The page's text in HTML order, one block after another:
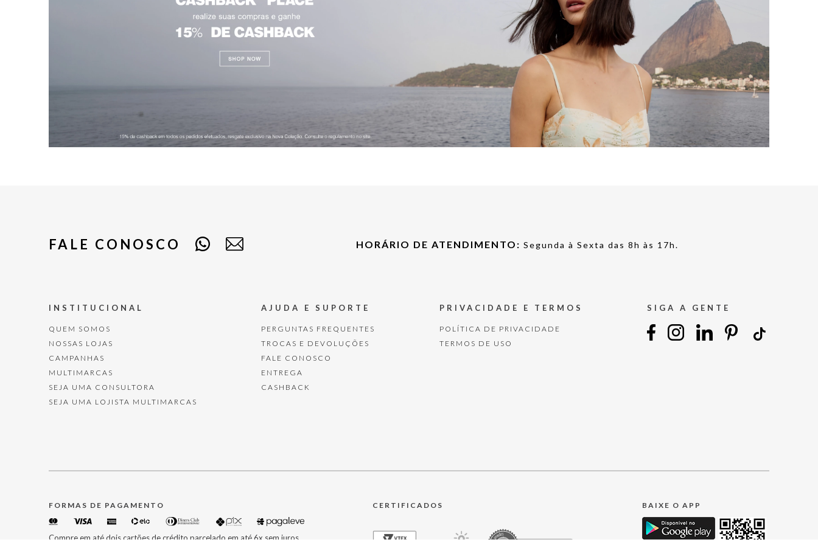
FALE CONOSCO HORÁRIO DE ATENDIMENTO: Segunda à Sexta das 8h às 17h.
INSTITUCIONAL
QUEM SOMOS
NOSSAS LOJAS
CAMPANHAS
MULTIMARCAS
SEJA UMA CONSULTORA
SEJA UMA LOJISTA MULTIMARCAS
AJUDA E SUPORTE
PERGUNTAS FREQUENTES
TROCAS E DEVOLUÇÕES
FALE CONOSCO
ENTREGA
CASHBACK
PRIVACIDADE E TERMOS
POLÍTICA DE PRIVACIDADE
TERMOS DE USO
SIGA A GENTE
FORMAS DE PAGAMENTO
Compre em até dois cartões de crédito parcelado em até 6x sem juros.
CERTIFICADOS BAIXE O APP